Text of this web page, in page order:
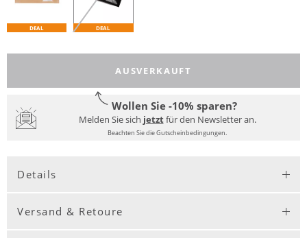
DEAL DEAL
AUSVERKAUFT
Wollen Sie -10% sparen?
Melden Sie sich jetztfür den Newsletter an.
Beachten Sie die Gutscheinbedingungen.
Details
Versand & Retoure